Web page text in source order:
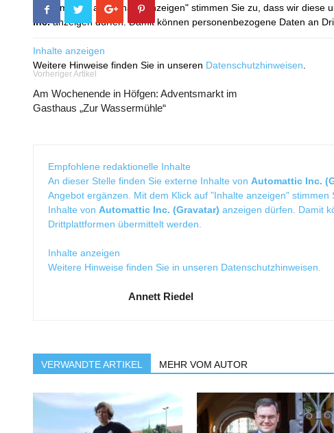
Mit dem Klick auf "Inhalte anzeigen" stimmen Sie zu, dass wir diese
Inc.anzeigen dürfen. Damit können personenbezogene Daten an
Inhalte anzeigen
Weitere Hinweise finden Sie in unseren Datenschutzhinweisen
Vorheriger Artikel
Am Wochenende in Höfgen: Adventsmarkt im
Gasthaus „Zur Wassermühle“
Empfohlene redaktionelle Inhalte
An dieser Stelle finden Sie externe Inhalte von Automattic Inc.
Angebot ergänzen. Mit dem Klick auf "Inhalte anzeigen"
Inhalte von Automattic Inc. (Gravatar) anzeigen dürfen. Damit
Drittplattformen übermittelt werden.
Inhalte anzeigen
Weitere Hinweise finden Sie in unseren Datenschutzhinweisen
Annett Riedel
VERWANDTE ARTIKEL MEHR VOM AUTOR